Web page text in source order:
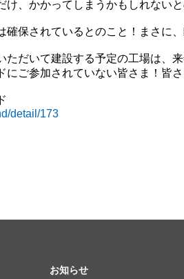
け、かかってしまうかもしれないと
確保されているとのこと！まさに、
ただいて建設する予定の工場は、
にご参加されていない皆さま！皆
detail/173
お知らせ